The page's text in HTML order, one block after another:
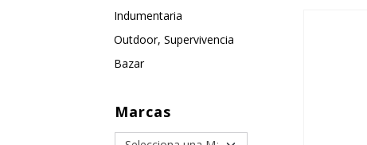
Indumentaria
Outdoor, Supervivencia
Bazar
Marcas